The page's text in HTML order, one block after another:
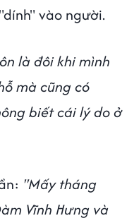
vào người.
là đôi khi mình
mà cũng có
biết cái lý do ở
"Mấy tháng
Vĩnh Hưng và